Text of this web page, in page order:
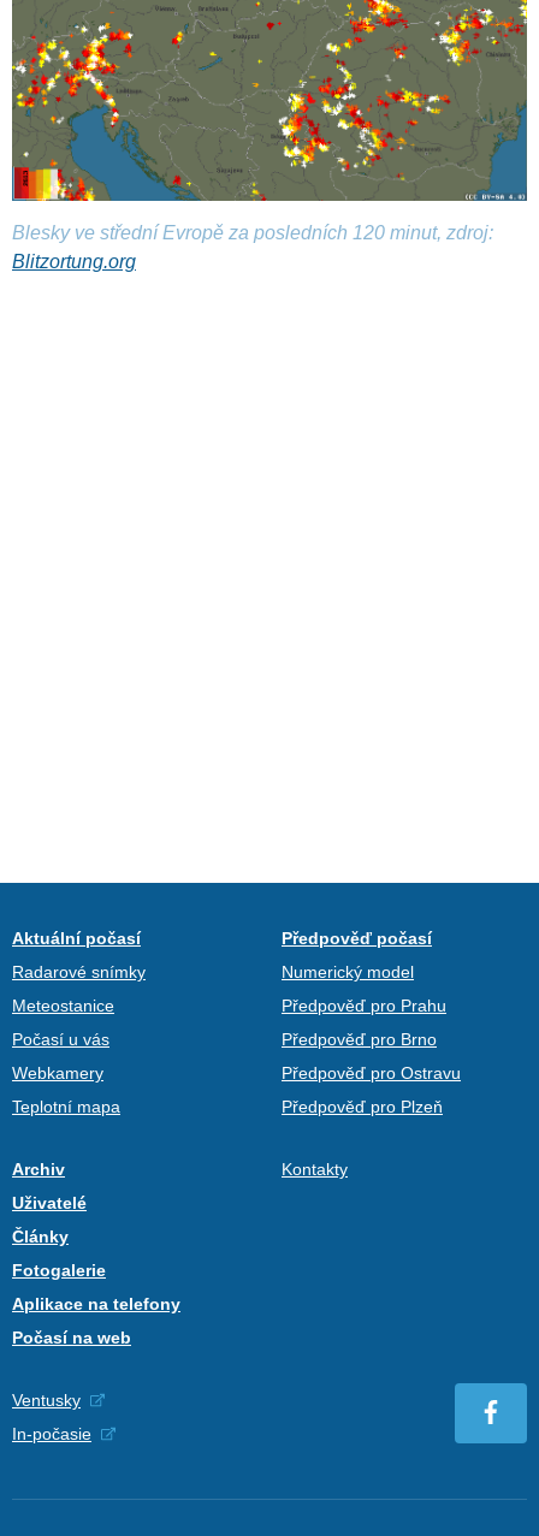
Blesky ve střední Evropě za posledních 120 minut, zdroj:
Blitzortung.org
Aktuální počasí
Radarové snímky
Meteostanice
Počasí u vás
Webkamery
Teplotní mapa
Předpověď počasí
Numerický model
Předpověď pro Prahu
Předpověď pro Brno
Předpověď pro Ostravu
Předpověď pro Plzeň
Archiv
Uživatelé
Články
Fotogalerie
Aplikace na telefony
Počasí na web
Kontakty
Ventusky
In-počasie